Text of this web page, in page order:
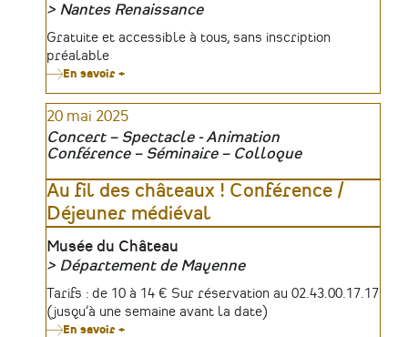
Organisateur
Nantes Renaissance
Tarifs
Gratuite et accessible à tous, sans inscription
préalable
En savoir +
:
«
La
guerre
à
en
couleurs,
1939-
1945
»
par
Nantes
20 mai 2025
Concert – Spectacle - Animation
Conférence – Séminaire – Colloque
Au fil des châteaux ! Conférence /
Déjeuner médiéval
Lieu
Musée du Château
Organisateur
Département de Mayenne
Tarifs
Tarifs : de 10 à 14 € Sur réservation au 02.43.00.17.17
(jusqu’à une semaine avant la date)
En savoir +